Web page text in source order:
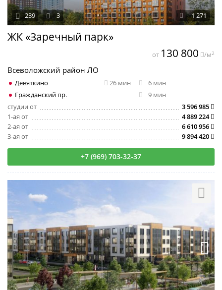
ЖК «Заречный парк»
1 271
239 3
Всеволожский район ЛО
Девяткино 26 мин
6 мин
Гражданский пр.
9 мин
студии от
3 596 985
1-ая от
4 889 224
2-ая от
6 610 956
3-ая от
9 894 420
от 130 800 /м2
+7 (969) 703-32-37